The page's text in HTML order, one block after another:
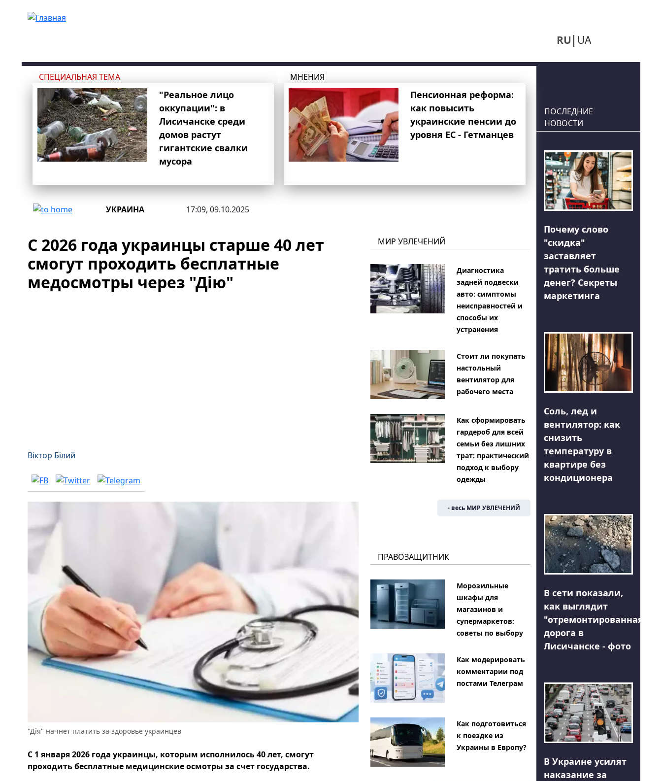
RU UA
СПЕЦИАЛЬНАЯ ТЕМА
"Реальное лицо
оккупации": в
Лисичанске среди
домов растут
гигантские свалки
мусора
МНЕНИЯ
Пенсионная реформа:
как повысить
украинские пенсии до
уровня ЕС - Гетманцев
УКРАИНА 17:09, 09.10.2025
С 2026 года украинцы старше 40 лет
смогут проходить бесплатные
медосмотры через "Дію"
Віктор Білий
"Дія" начнет платить за здоровье украинцев
С 1 января 2026 года украинцы, которым исполнилось 40 лет, смогут
проходить бесплатные медицинские осмотры за счет государства.
МИР УВЛЕЧЕНИЙ
Диагностика
задней подвески
авто: симптомы
неисправностей и
способы их
устранения
Стоит ли покупать
настольный
вентилятор для
рабочего места
Как сформировать
гардероб для всей
семьи без лишних
трат: практический
подход к выбору
одежды
- весь МИР УВЛЕЧЕНИЙ
ПРАВОЗАЩИТНИК
Морозильные
шкафы для
магазинов и
супермаркетов:
советы по выбору
Как модерировать
комментарии под
постами Телеграм
Как подготовиться
к поездке из
Украины в Европу?
ПОСЛЕДНИЕ
НОВОСТИ
Почему слово
"скидка"
заставляет
тратить больше
денег? Секреты
маркетинга
Соль, лед и
вентилятор: как
снизить
температуру в
квартире без
кондиционера
В сети показали,
как выглядит
"отремонтированная"
дорога в
Лисичанске - фото
В Украине усилят
наказание за